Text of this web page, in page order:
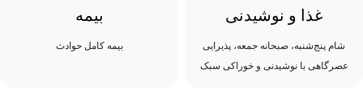
غذا و نوشیدنی
شام پنج‌شنبه، صبحانه جمعه، پذیرایی
عصرگاهی با نوشیدنی و خوراکی سبک
بیمه
بیمه کامل حوادث